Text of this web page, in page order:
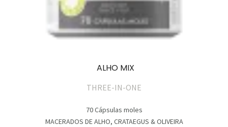
ALHO MIX
THREE-IN-ONE
70 Cápsulas moles
MACERADOS DE ALHO, CRATAEGUS & OLIVEIRA